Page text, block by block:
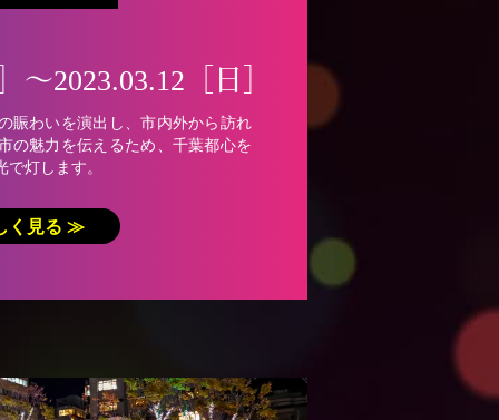
〜2023.03.12［日］
賑わいを演出し、市内外から訪れ
の魅力を伝えるため、千葉都心を
灯します。
く見る ≫